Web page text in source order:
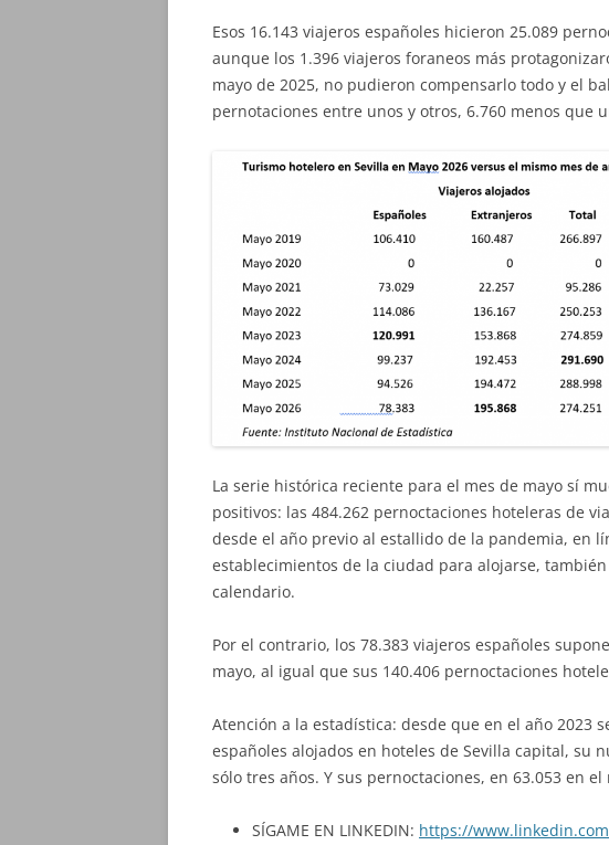
Esos 16.143 viajeros españoles hicieron 25.089
aunque los 1.396 viajeros foraneos más
mayo de 2025, no pudieron compensarlo todo y el
pernotaciones entre unos y otros, 6.760 menos que
La serie histórica reciente para el mes de mayo sí
positivos: las 484.262 pernoctaciones hoteleras de
desde el año previo al estallido de la pandemia, en
establecimientos de la ciudad para alojarse,
calendario.
Por el contrario, los 78.383 viajeros españoles
mayo, al igual que sus 140.406 pernoctaciones
Atención a la estadística: desde que en el año 2023
españoles alojados en hoteles de Sevilla capital, su
sólo tres años. Y sus pernoctaciones, en 63.053 en
SÍGAME EN LINKEDIN: https://